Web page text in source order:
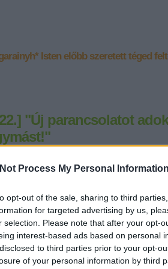
Process My Personal Information
opt-out of the sale, sharing to third
for targeted advertising by us,
selection. Please note that after your opt-
interest-based ads based on personal
to third parties prior to your opt-
of your personal information by third
Isten előbb szeretett téged
"Új parancsolatot
* MINDEN NAPRA: 1 MONDATBAN IS; 2 KIÍRT
*** http://www.garainyh.hu/utmutato/
- Vasárnap [2013.12.22.] *** AZ ÚRISTEN…